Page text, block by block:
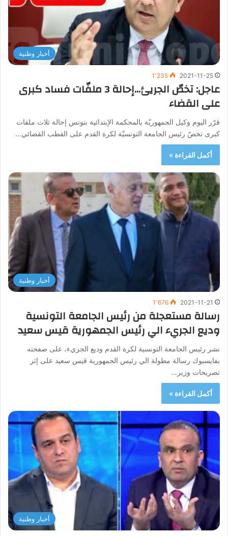
أخبار وطنية
2021-11-25 1٬235
عاجل: تخصّ الجريئ…إحالة 3 ملفّات فساد كبرى
على القضاء
قرّر اليوم وكيل الجمهوريّة بالمحكمة الإبتدائية بتونس إحالة ثلاث ملفات
كبرى تخصّ رئيس الجامعة التونسيّة لكرة القدم على القطب القضائي…
أكمل القراءة »
أخبار وطنية
2021-11-21 1٬676
رسالة مستعجلة من رئيس الجامعة التونسية
وديع الجريء الي رئيس الجمهورية قيس سعيد
نشر رئيس الجامعة التونسية لكرة القدم وديع الجريء، على صفحته
بفايسبوك رسالة مطولة الي رئيس الجمهورية قيس سعيد على إثر
تصريحات وزير…
أكمل القراءة »
أخبار وطنية